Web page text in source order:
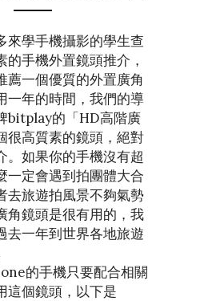
來學手機攝影的學生查
的手機外置鏡頭推介，
薦一個優質的外置廣角
一年的時間，我們的導
bitplay的「HD高階廣
很高質素的鏡頭，絕對
。如果你的手機沒有超
一定會遇到拍團體大合
去旅遊拍風景不夠氣勢
角鏡頭是很有用的，我
去一年到世界各地旅遊
的手機只要配合相關
這個鏡頭，以下是